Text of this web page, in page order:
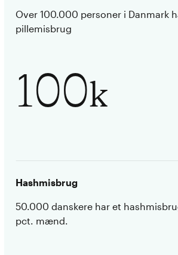
Over 100.000 personer i Danmark
pillemisbrug
100k
Hashmisbrug
50.000 danskere har et
pct. mænd.